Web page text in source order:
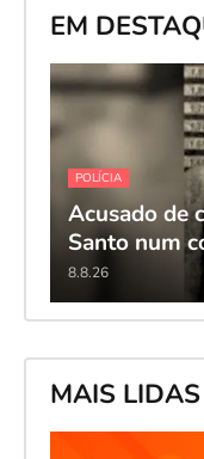
EM
POLÍCIA
Acusado de
Santo num
8.8.26
MAIS LIDAS